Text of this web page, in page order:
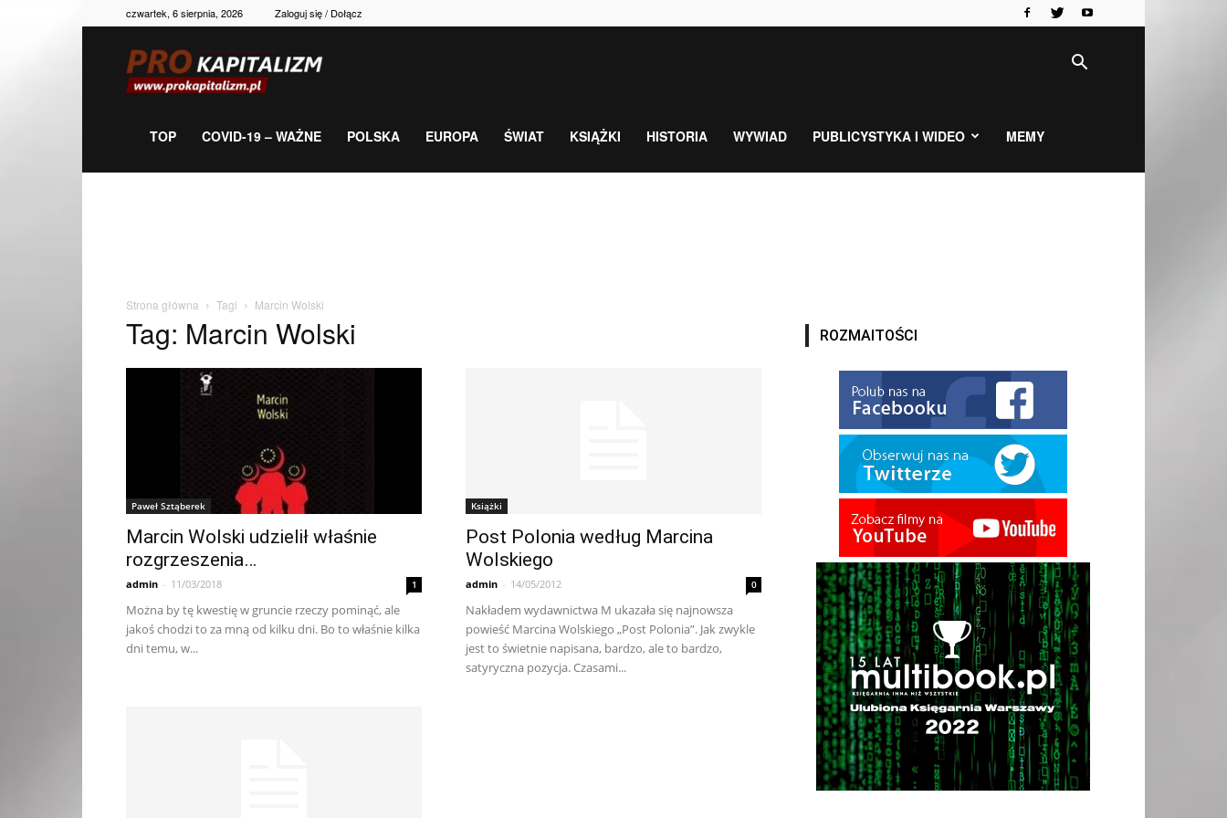
czwartek, 6 sierpnia, 2026 Zaloguj się / Dołącz
gospodarka,
TOP COVID-19 – WAŻNE POLSKA EUROPA ŚWIAT KSIĄŻKI HISTORIA WYWIAD PUBLICYSTYKA I WIDEO MEMY
Strona główna Tagi Marcin Wolski
Tag: Marcin Wolski
Paweł Sztąberek
Marcin Wolski udzielił właśnie
rozgrzeszenia…
admin - 11/03/2018 1
Można by tę kwestię w gruncie rzeczy pominąć, ale
jakoś chodzi to za mną od kilku dni. Bo to właśnie kilka
dni temu, w...
Książki
Post Polonia według Marcina
Wolskiego
admin - 14/05/2012 0
Nakładem wydawnictwa M ukazała się najnowsza
powieść Marcina Wolskiego „Post Polonia”. Jak zwykle
jest to świetnie napisana, bardzo, ale to bardzo,
satyryczna pozycja. Czasami...
ROZMAITOŚCI